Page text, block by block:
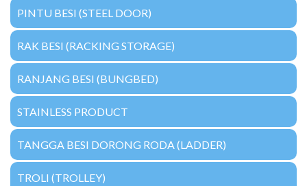
PINTU BESI (STEEL DOOR)
RAK BESI (RACKING STORAGE)
RANJANG BESI (BUNGBED)
STAINLESS PRODUCT
TANGGA BESI DORONG RODA (LADDER)
TROLI (TROLLEY)